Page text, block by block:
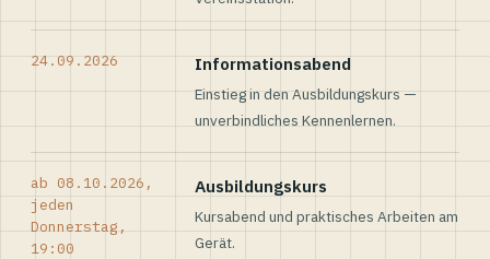
24.09.2026 Informationsabend
Einstieg in den Ausbildungskurs —
unverbindliches Kennenlernen.
ab 08.10.2026,
jeden
Donnerstag,
19:00
Ausbildungskurs
Kursabend und praktisches Arbeiten am
Gerät.